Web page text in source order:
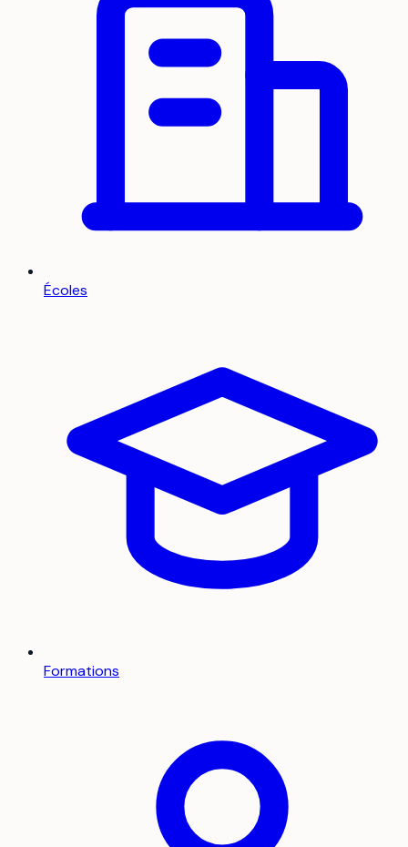
Écoles
Formations